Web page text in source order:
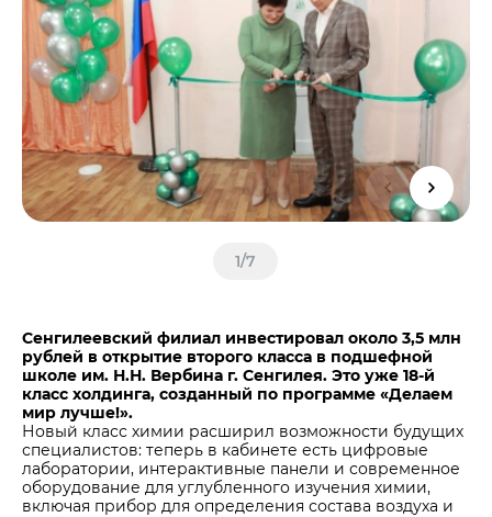
1/7
Сенгилеевский филиал инвестировал около 3,5 млн
рублей в открытие второго класса в подшефной
школе им. Н.Н. Вербина г. Сенгилея. Это уже 18-й
класс холдинга, созданный по программе «Делаем
мир лучше!».
Новый класс химии расширил возможности будущих
специалистов: теперь в кабинете есть цифровые
лаборатории, интерактивные панели и современное
оборудование для углубленного изучения химии,
включая прибор для определения состава воздуха и
Центры дистрибуции
Реализация ТМЦ и непрофильных активов
Политика в области закупок
В помощь поставщику
Не только цемент
Люди ЦЕМРОСа
Технологии и тренды
Издание для клиентов
Аналитика цементной отрасли
Медиабанк
Контакты для СМИ
Служба доверия